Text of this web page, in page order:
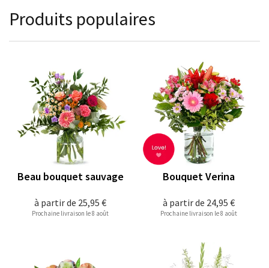
Produits populaires
à partir de 25,95 €
Beau bouquet sauvage
Prochaine livraison le 8 août
à partir de 24,95 €
Bouquet Verina
Prochaine livraison le 8 août